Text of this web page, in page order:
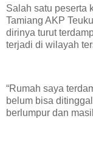
Salah satu peserta
Tamiang AKP
dirinya turut
terjadi di wilayah
“Rumah saya
belum bisa
berlumpur dan